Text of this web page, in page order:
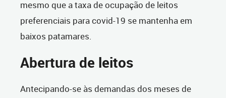
mesmo que a taxa de ocupação de leitos
preferenciais para covid-19 se mantenha em
baixos patamares.
Abertura de leitos
Antecipando-se às demandas dos meses de